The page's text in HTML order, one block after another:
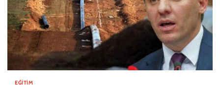
EĞITIM